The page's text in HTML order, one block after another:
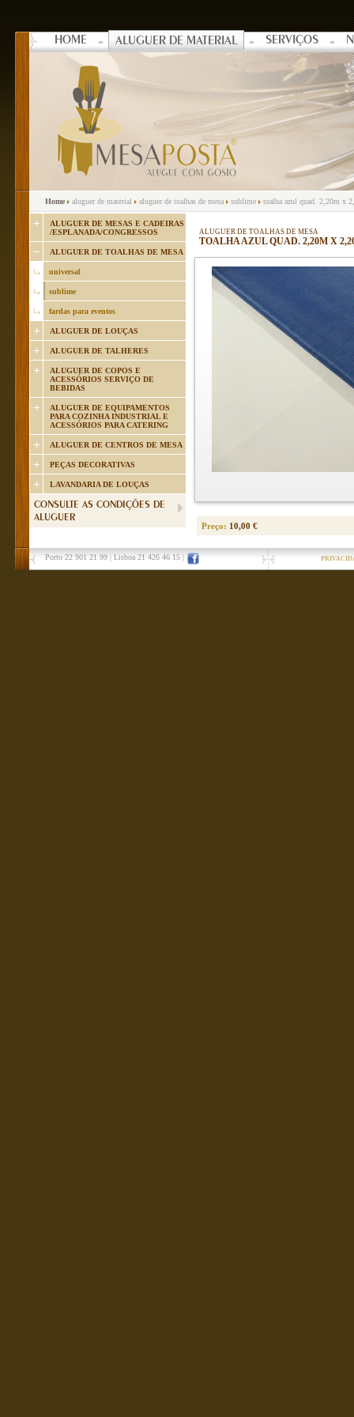
HOME ALUGUER DE MATERIAL SERVIÇOS
Home aluguer de material aluguer de toalhas de mesa sublime toalha azul quad. 2,20m x
ALUGUER DE MESAS E CADEIRAS
/ESPLANADA/CONGRESSOS
ALUGUER DE TOALHAS DE MESA
universal
sublime
fardas para eventos
ALUGUER DE LOUÇAS
ALUGUER DE TALHERES
ALUGUER DE COPOS E
ACESSÓRIOS SERVIÇO DE
BEBIDAS
ALUGUER DE EQUIPAMENTOS
PARA COZINHA INDUSTRIAL E
ACESSÓRIOS PARA CATERING
ALUGUER DE CENTROS DE MESA
PEÇAS DECORATIVAS
LAVANDARIA DE LOUÇAS
CONSULTE AS CONDIÇÕES DE
ALUGUER
ALUGUER DE TOALHAS DE MESA
TOALHA AZUL QUAD. 2,20M X
Preço: 10,00 €
Porto 22 901 21 99 Lisboa 21 426 46 15